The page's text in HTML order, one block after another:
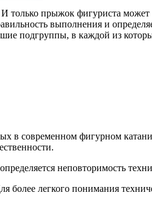
только прыжок фигуриста
выполнения и
подгруппы, в каждой из
современном фигурном
неповторимость
легкого понимания